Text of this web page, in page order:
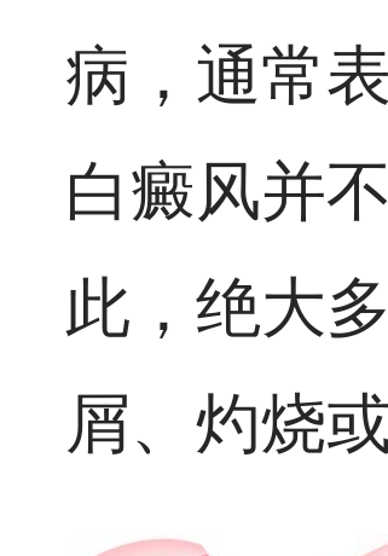
病，通常
白癜风并
此，绝大
屑、灼烧